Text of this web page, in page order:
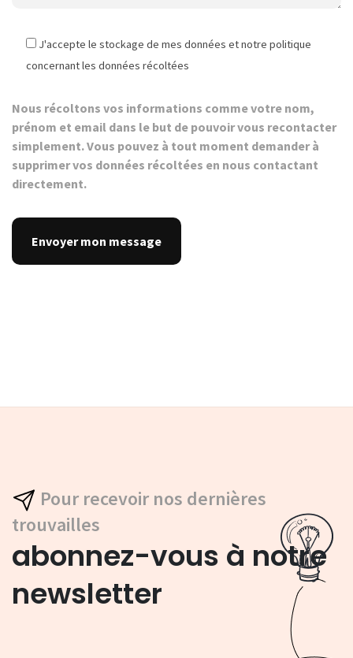
J'accepte le stockage de mes données et notre politique
concernant les données récoltées
Nous récoltons vos informations comme votre nom,
prénom et email dans le but de pouvoir vous recontacter
simplement. Vous pouvez à tout moment demander à
supprimer vos données récoltées en nous contactant
directement.
Pour recevoir nos dernières
trouvailles
abonnez-vous à notre
newsletter